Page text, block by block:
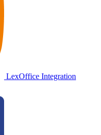
LexOffice Integration